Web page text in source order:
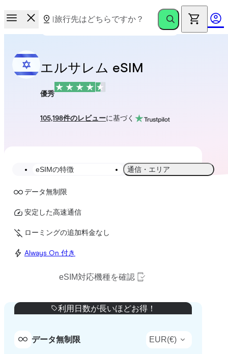
エルサレム eSIM
優秀
105,198件のレビューに基づく
eSIMの特徴 通信・エリア
データ無制限
安定した高速通信
ローミングの追加料金なし
Always On 付き
eSIM対応機種を確認
利用日数が長いほどお得！
データ無制限 EUR(€)